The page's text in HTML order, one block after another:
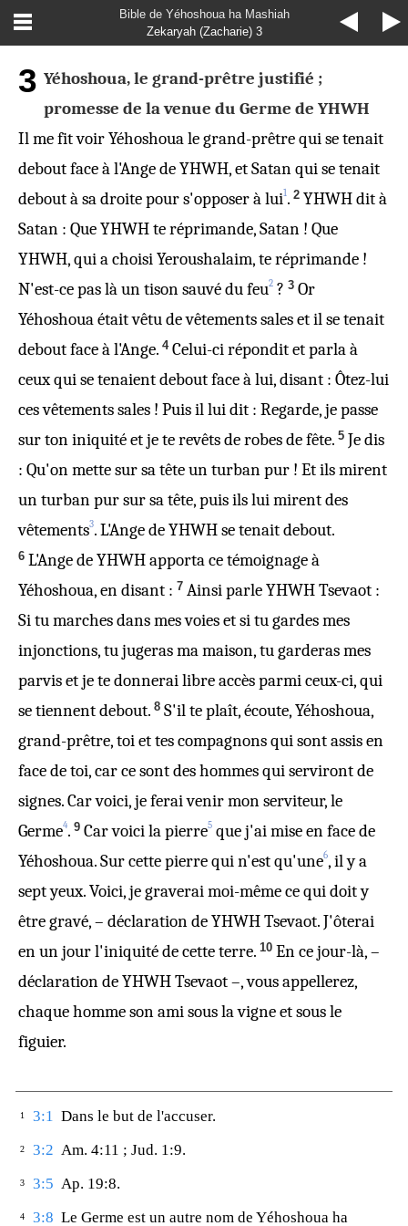
Bible de Yéhoshoua ha Mashiah
Zekaryah (Zacharie) 3
3 Yéhoshoua, le grand-prêtre justifié ;
promesse de la venue du Germe de YHWH
Il me fit voir Yéhoshoua le grand-prêtre qui se tenait
debout face à l'Ange de YHWH, et Satan qui se tenait
debout à sa droite pour s'opposer à lui1. 2 YHWH dit à
Satan : Que YHWH te réprimande, Satan ! Que
YHWH, qui a choisi Yeroushalaim, te réprimande !
N'est-ce pas là un tison sauvé du feu2 ? 3 Or
Yéhoshoua était vêtu de vêtements sales et il se tenait
debout face à l'Ange. 4 Celui-ci répondit et parla à
ceux qui se tenaient debout face à lui, disant : Ôtez-lui
ces vêtements sales ! Puis il lui dit : Regarde, je passe
sur ton iniquité et je te revêts de robes de fête. 5 Je dis
: Qu'on mette sur sa tête un turban pur ! Et ils mirent
un turban pur sur sa tête, puis ils lui mirent des
vêtements3. L'Ange de YHWH se tenait debout.
6 L'Ange de YHWH apporta ce témoignage à
Yéhoshoua, en disant : 7 Ainsi parle YHWH Tsevaot :
Si tu marches dans mes voies et si tu gardes mes
injonctions, tu jugeras ma maison, tu garderas mes
parvis et je te donnerai libre accès parmi ceux-ci, qui
se tiennent debout. 8 S'il te plaît, écoute, Yéhoshoua,
grand-prêtre, toi et tes compagnons qui sont assis en
face de toi, car ce sont des hommes qui serviront de
signes. Car voici, je ferai venir mon serviteur, le
Germe4. 9 Car voici la pierre5 que j'ai mise en face de
Yéhoshoua. Sur cette pierre qui n'est qu'une6, il y a
sept yeux. Voici, je graverai moi-même ce qui doit y
être gravé, – déclaration de YHWH Tsevaot. J'ôterai
en un jour l'iniquité de cette terre. 10 En ce jour-là, –
déclaration de YHWH Tsevaot –, vous appellerez,
chaque homme son ami sous la vigne et sous le
figuier.
1 3:1 Dans le but de l'accuser.
2 3:2 Am. 4:11 ; Jud. 1:9.
3 3:5 Ap. 19:8.
4 3:8 Le Germe est un autre nom de Yéhoshoua ha